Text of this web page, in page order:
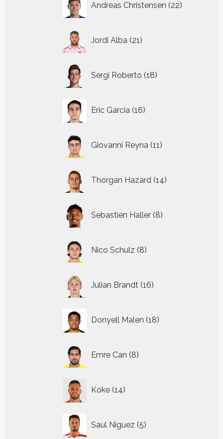
Andreas Christensen 22
producten
Jordi Alba 21
producten
Sergi Roberto 18
producten
Eric Garcia 16
producten
Giovanni Reyna 11
producten
Thorgan Hazard 14
producten
Sebastien Haller 8
producten
Nico Schulz 8
producten
Julian Brandt 16
producten
Donyell Malen 18
producten
Emre Can 8
producten
Koke 14
producten
Saul Niguez 5
producten